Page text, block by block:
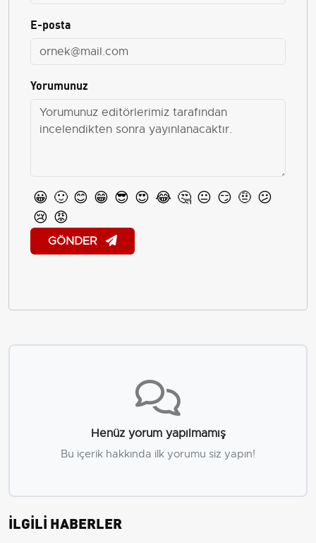
E-posta
Yorumunuz
😀 🙂 😊 😁 😎 😍 😂 🤔 😐 😏 🤨 😕
😢 😡
GÖNDER
Henüz yorum yapılmamış
Bu içerik hakkında ilk yorumu siz yapın!
İLGİLİ HABERLER